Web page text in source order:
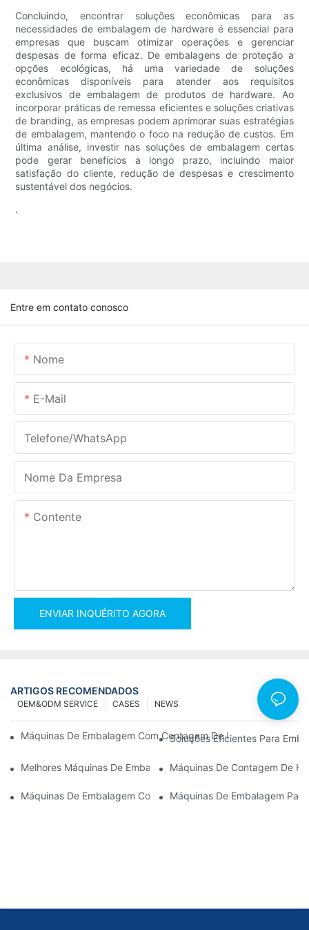
Concluindo, encontrar soluções econômicas para as
necessidades de embalagem de hardware é essencial para
empresas que buscam otimizar operações e gerenciar
despesas de forma eficaz. De embalagens de proteção a
opções ecológicas, há uma variedade de soluções
econômicas disponíveis para atender aos requisitos
exclusivos de embalagem de produtos de hardware. Ao
incorporar práticas de remessa eficientes e soluções criativas
de branding, as empresas podem aprimorar suas estratégias
de embalagem, mantendo o foco na redução de custos. Em
última análise, investir nas soluções de embalagem certas
pode gerar benefícios a longo prazo, incluindo maior
satisfação do cliente, redução de despesas e crescimento
sustentável dos negócios.
.
Entre em contato conosco
Nome
E-Mail
Telefone/WhatsApp
Nome Da Empresa
Contente
ENVIAR INQUÉRITO AGORA
ARTIGOS RECOMENDADOS
NEWS
CASES
OEM&ODM SERVICE
Máquinas De Embalagem Com Contagem De Parafusos Para
Soluções Eficientes Para
Melhores Máquinas De Embalagem De Hardware Para
Máquinas De Contagem De
Máquinas De Embalagem Com Contagem De Parafusos: A
Máquinas De Embalagem